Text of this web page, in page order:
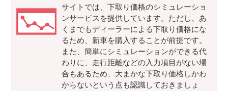
サイトでは、下取り価格のシミュレーショ
ンサービスを提供しています。ただし、あ
くまでもディーラーによる下取り価格にな
るため、新車を購入することが前提です。
また、簡単にシミュレーションができる代
わりに、走行距離などの入力項目がない場
合もあるため、大まかな下取り価格しかわ
からないという点も認識しておきましょ